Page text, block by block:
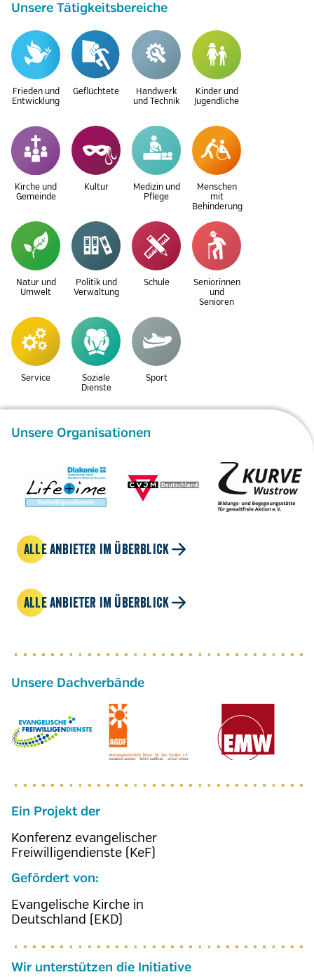
Unsere Tätigkeitsbereiche
Frieden und
Entwicklung
Geflüchtete
Handwerk
und Technik
Kinder und
Jugendliche
Kirche und
Gemeinde
Kultur
Medizin und
Pflege
Menschen
mit
Behinderung
Natur und
Umwelt
Politik und
Verwaltung
Schule
Seniorinnen
und
Senioren
Service
Soziale
Dienste
Sport
Unsere Organisationen
ALLE ANBIETER IM ÜBERBLICK
ALLE ANBIETER IM ÜBERBLICK
Ein Projekt der
Konferenz evangelischer
Freiwilligendienste (KeF)
Gefördert von:
Evangelische Kirche in
Deutschland (EKD)
Wir unterstützen die Initiative